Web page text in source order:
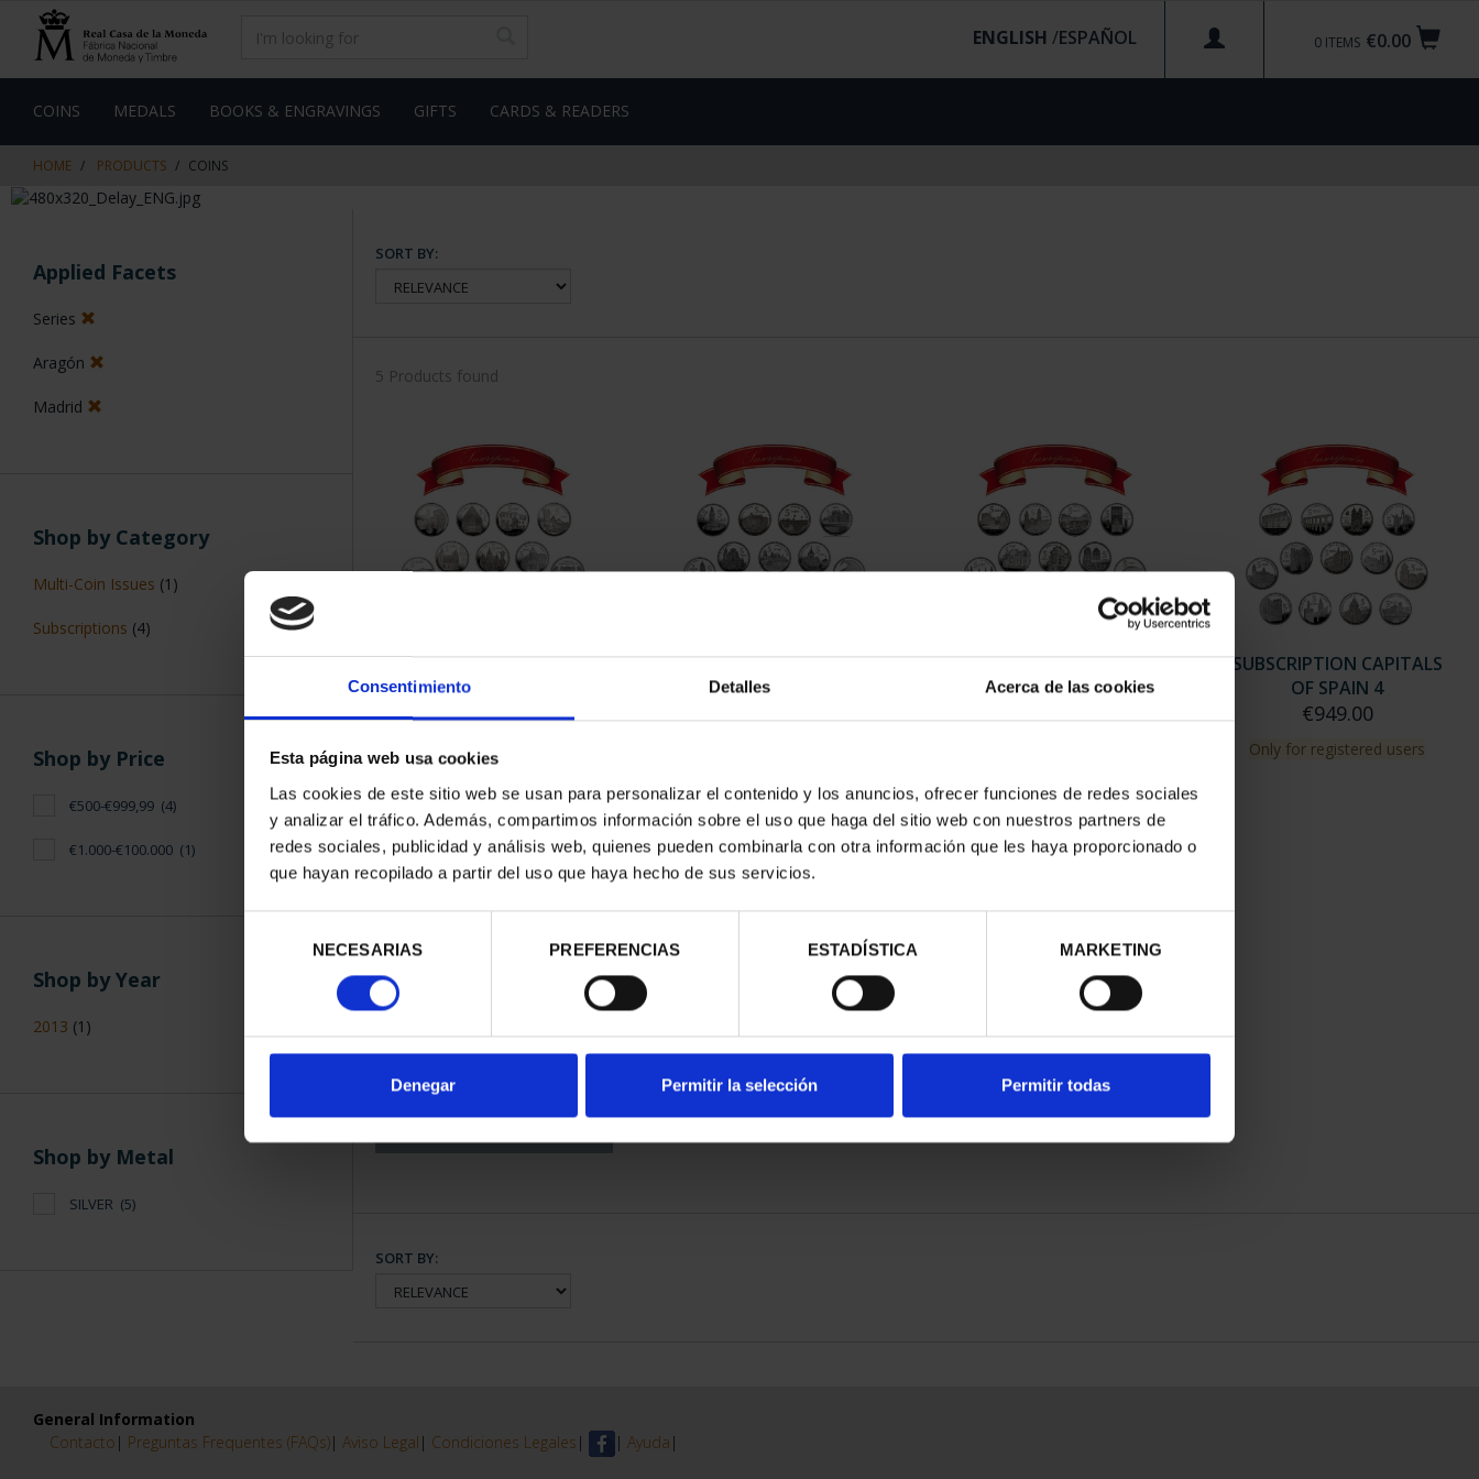
Consentimiento Detalles Acerca de las cookies
Esta página web usa cookies
Las cookies de este sitio web se usan para personalizar el contenido y los anuncios, ofrecer funciones de redes sociales
y analizar el tráfico. Además, compartimos información sobre el uso que haga del sitio web con nuestros partners de
redes sociales, publicidad y análisis web, quienes pueden combinarla con otra información que les haya proporcionado o
que hayan recopilado a partir del uso que haya hecho de sus servicios.
consentimiento
NECESARIAS PREFERENCIAS ESTADÍSTICA MARKETING
Denegar Permitir la selección Permitir todas
content
navigation
menu
€0.00
0 ITEMS
ENGLISH /
COINS MEDALS BOOKS & ENGRAVINGS GIFTS CARDS & READERS
HOME PRODUCTS COINS
Applied Facets
Series
Aragón
Madrid
Shop by Category
Multi-Coin Issues (1)
Subscriptions (4)
Shop by Price
€500-€999,99 (4)
€1.000-€100.000 (1)
Shop by Year
2013 (1)
Shop by Metal
SILVER (5)
SORT BY:
5 Products found
SUBSCRIPTION CAPITALS
OF SPAIN 1
€949.00
Only for registered users
SUBSCRIPTION CAPITALS
OF SPAIN 2
€949.00
SUBSCRIPTION CAPITALS
OF SPAIN 3
€949.00
SUBSCRIPTION CAPITALS
OF SPAIN 4
€949.00
Only for registered users
SET
€3,796.00
SORT BY:
General Information
Contacto | Preguntas Frequentes (FAQs)| Aviso Legal | Condiciones Legales | | Ayuda |